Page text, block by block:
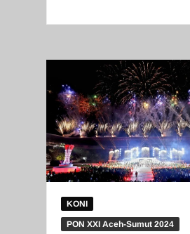
KONI
PON XXI Aceh-Sumut 2024